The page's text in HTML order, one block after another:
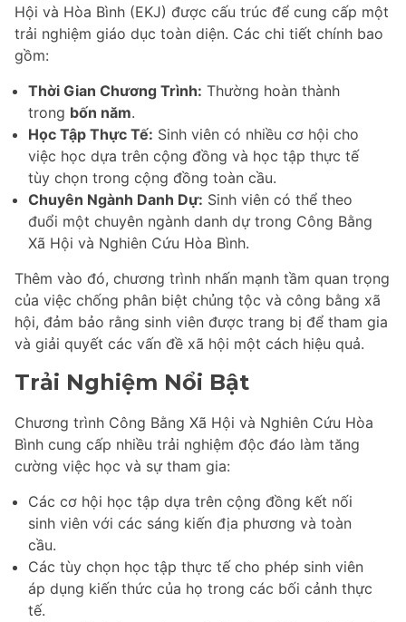
Hội và Hòa Bình (EKJ) được cấu trúc để cung cấp một
trải nghiệm giáo dục toàn diện. Các chi tiết chính bao
gồm:
Thời Gian Chương Trình: Thường hoàn thành
trong bốn năm.
Học Tập Thực Tế: Sinh viên có nhiều cơ hội cho
việc học dựa trên cộng đồng và học tập thực tế
tùy chọn trong cộng đồng toàn cầu.
Chuyên Ngành Danh Dự: Sinh viên có thể theo
đuổi một chuyên ngành danh dự trong Công Bằng
Xã Hội và Nghiên Cứu Hòa Bình.
Thêm vào đó, chương trình nhấn mạnh tầm quan trọng
của việc chống phân biệt chủng tộc và công bằng xã
hội, đảm bảo rằng sinh viên được trang bị để tham gia
và giải quyết các vấn đề xã hội một cách hiệu quả.
Trải Nghiệm Nổi Bật
Chương trình Công Bằng Xã Hội và Nghiên Cứu Hòa
Bình cung cấp nhiều trải nghiệm độc đáo làm tăng
cường việc học và sự tham gia:
Các cơ hội học tập dựa trên cộng đồng kết nối
sinh viên với các sáng kiến địa phương và toàn
cầu.
Các tùy chọn học tập thực tế cho phép sinh viên
áp dụng kiến thức của họ trong các bối cảnh thực
tế.